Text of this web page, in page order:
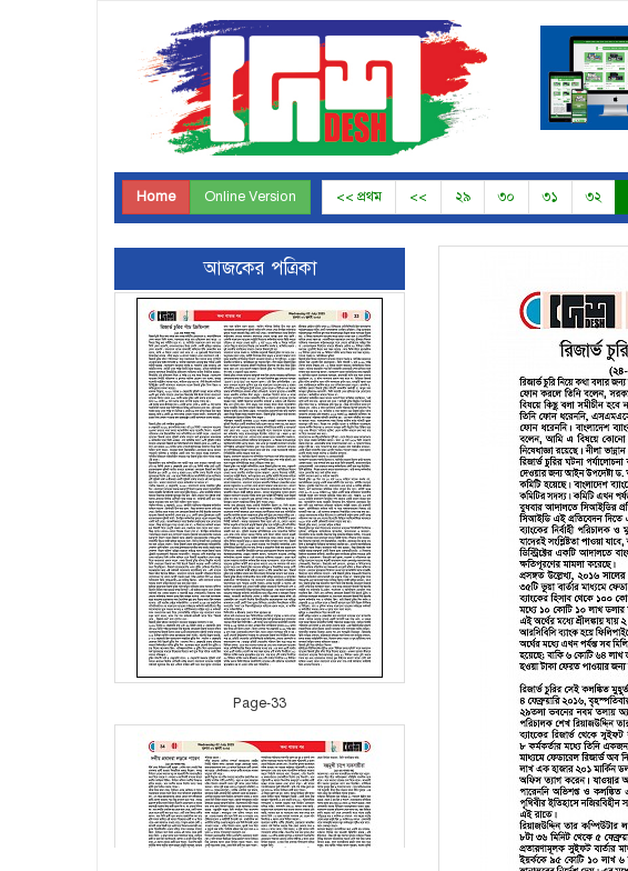
Home Online Version << প্রথম << ২৯ ৩০ ৩১ ৩২
আজকের পত্রিকা
Page-32
Page-33